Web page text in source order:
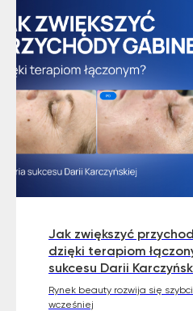
Jak zwiększyć
dzięki terapiom
sukcesu Darii
Rynek beauty rozwija się
wcześniej